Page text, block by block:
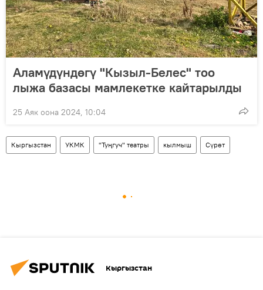
Аламүдүндөгү "Кызыл-Белес" тоо
лыжа базасы мамлекетке кайтарылды
25 Аяк оона 2024, 10:04
Кыргызстан УКМК "Туңгуч" театры кылмыш Сүрөт
Кыргызстан